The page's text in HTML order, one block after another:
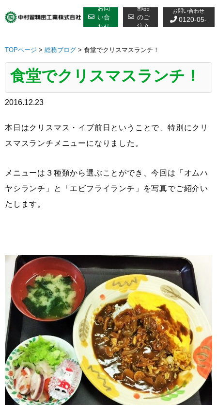
to
お問
い合
わせ
部品
のご
注文
お問い合わせ
0120-05-
TOPページ > 総務ブログ > 食堂でクリスマスランチ！
食堂でクリスマスランチ！
2016.12.23
本日はクリスマス・イブ前日ということで、特別にクリ
スマスランチメニューになりました。
メニューは３種類から選ぶことができ、今回は「オムハ
ヤシランチ」と「エビフライランチ」を写真でご紹介い
たします。